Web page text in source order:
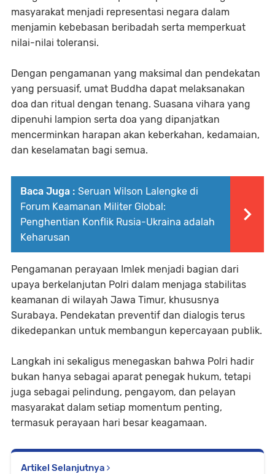
masyarakat menjadi representasi negara dalam
menjamin kebebasan beribadah serta memperkuat
nilai-nilai toleransi.
Dengan pengamanan yang maksimal dan pendekatan
yang persuasif, umat Buddha dapat melaksanakan
doa dan ritual dengan tenang. Suasana vihara yang
dipenuhi lampion serta doa yang dipanjatkan
mencerminkan harapan akan keberkahan, kedamaian,
dan keselamatan bagi semua.
Baca Juga : Seruan Wilson Lalengke di
Forum Keamanan Militer Global:
Penghentian Konflik Rusia-Ukraina adalah
Keharusan
Pengamanan perayaan Imlek menjadi bagian dari
upaya berkelanjutan Polri dalam menjaga stabilitas
keamanan di wilayah Jawa Timur, khususnya
Surabaya. Pendekatan preventif dan dialogis terus
dikedepankan untuk membangun kepercayaan publik.
Langkah ini sekaligus menegaskan bahwa Polri hadir
bukan hanya sebagai aparat penegak hukum, tetapi
juga sebagai pelindung, pengayom, dan pelayan
masyarakat dalam setiap momentum penting,
termasuk perayaan hari besar keagamaan.
Artikel Selanjutnya